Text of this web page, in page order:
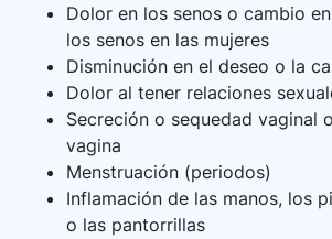
Dolor en los senos o cambio
los senos en las mujeres
Disminución en el deseo o la
Dolor al tener relaciones
Secreción o sequedad vaginal
vagina
Menstruación (periodos)
Inflamación de las manos, los
o las pantorrillas